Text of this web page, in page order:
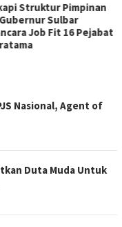
Struktur Pimpinan
Sulbar
Job Fit 16 Pejabat
Nasional, Agent of
Duta Muda Untuk